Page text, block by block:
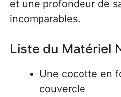
et une profondeur de
incomparables.
Liste du Matériel
Une cocotte en
couvercle